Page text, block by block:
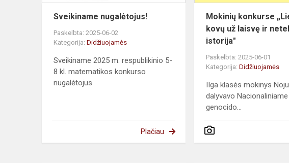
Sveikiname nugalėtojus!
Paskelbta: 2025-06-02
Kategorija: Didžiuojamės
Sveikiname 2025 m. respublikinio 5-
8 kl. matematikos konkurso
nugalėtojus
Plačiau
Mokinių konkurse
kovų už laisvę ir
istorija"
Paskelbta: 2025-06-01
Kategorija:Didžiuojamės
IIga klasės mokinys
dalyvavo
genocido...